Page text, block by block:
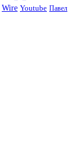
Wire Youtube Павел